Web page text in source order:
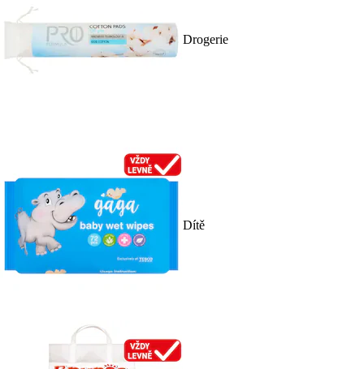
Drogerie
Dítě